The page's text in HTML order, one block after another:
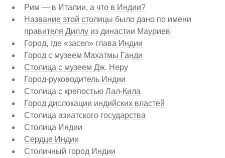
Рим — в Италии, а что в Индии?
Название этой столицы было дано по имени
правителя Диллу из династии Мауриев
Город, где «засел» глава Индии
Город с музеем Махатмы Ганди
Столица с музеем Дж. Неру
Город-руководитель Индии
Столица с крепостью Лал-Кила
Город дислокации индийских властей
Столица азиатского государства
Столица Индии
Сердце Индии
Столичный город Индии